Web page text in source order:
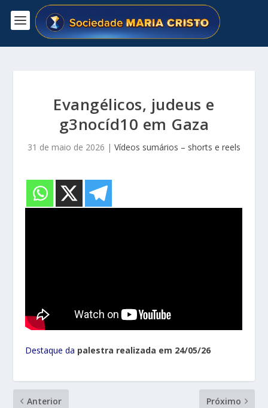
Evangélicos, judeus e
g3nocíd10 em Gaza
31 de maio de 2026 | Vídeos sumários – shorts e reels
Destaque da palestra realizada em 24/05/26
Anterior Próximo